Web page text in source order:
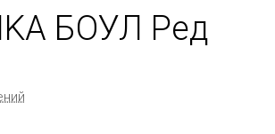
БОУЛ Ред